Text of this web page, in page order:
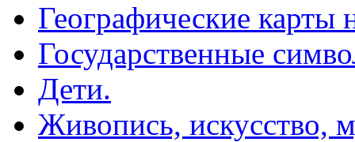
Географические карты
Государственные
Дети.
Живопись, искусство,